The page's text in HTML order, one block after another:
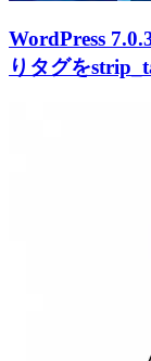
WordPress
りタグを